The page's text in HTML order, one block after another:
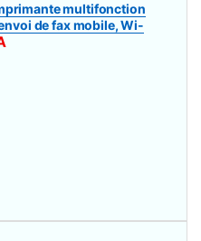
multifonction
de fax mobile, Wi-